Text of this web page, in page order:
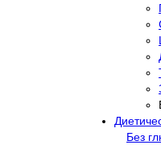
Без